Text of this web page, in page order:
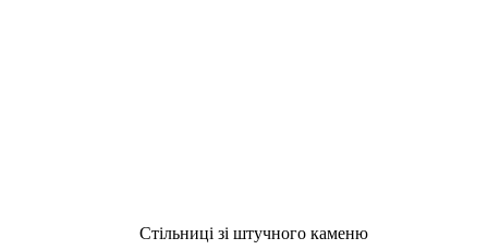
Стільниці зі штучного каменю